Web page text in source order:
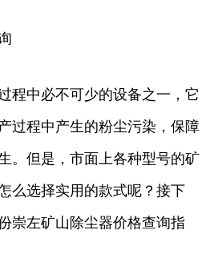
程中必不可少的设备之一，它
过程中产生的粉尘污染，保障
。但是，市面上各种型号的矿
么选择实用的款式呢？接下
崇左矿山除尘器价格查询指